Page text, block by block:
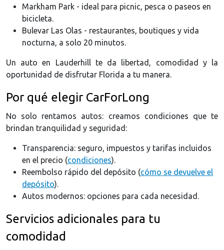
Markham Park - ideal para picnic, pesca o paseos en
bicicleta.
Bulevar Las Olas - restaurantes, boutiques y vida
nocturna, a solo 20 minutos.
Un auto en Lauderhill te da libertad, comodidad y la
oportunidad de disfrutar Florida a tu manera.
Por qué elegir CarForLong
No solo rentamos autos: creamos condiciones que te
brindan tranquilidad y seguridad:
Transparencia: seguro, impuestos y tarifas incluidos
en el precio (condiciones).
Reembolso rápido del depósito (cómo se devuelve el
depósito).
Autos modernos: opciones para cada necesidad.
Servicios adicionales para tu
comodidad